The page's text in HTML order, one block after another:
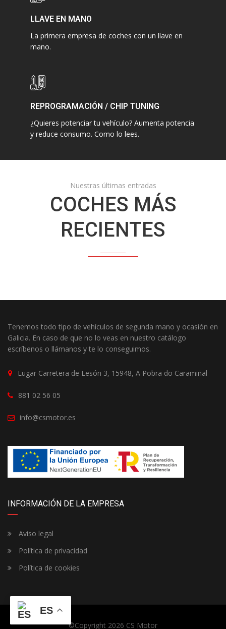
LLAVE EN MANO
La primera empresa de coches con un llave en
mano.
REPROGRAMACIÓN / CHIP TUNING
¿Quieres potenciar tu vehículo? Aumenta potencia
y reduce consumo. Como lo lees.
Nuestras últimas entradas
COCHES MÁS
RECIENTES
Tenemos todo tipo de vehículos de segunda mano y ocasión en
Galicia. En caso de que no lo veas en nuestro catálogo
escríbenos o llámanos y te lo conseguimos.
Lugar Carretera de Lesón 3, 15948, A Pobra do Caramiñal
881 02 56 05
info@csmotor.es
INFORMACIÓN DE LA EMPRESA
Aviso legal
Política de privacidad
Política de cookies
©Copyright 2026 CS Motor
ES